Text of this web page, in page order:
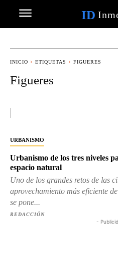
ID
INICIO ETIQUETAS FIGUERES
Figueres
URBANISMO
Urbanismo de los tres niveles
espacio natural
Uno de los grandes retos de las
aprovechamiento más eficiente
se pone...
REDACCIÓN
-